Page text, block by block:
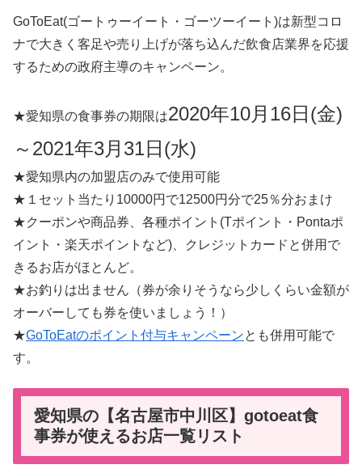
GoToEat(ゴートゥーイート・ゴーツーイート)は新型コロ
ナで大きく客足や売り上げが落ち込んだ飲食店業界を応援
するための政府主導のキャンペーン。
★愛知県の食事券の期限は2020年10月16日(金)
～2021年3月31日(水)
★愛知県内の加盟店のみで使用可能
★１セット当たり10000円で12500円分で25％分おまけ
★クーポンや商品券、各種ポイント(Tポイント・Pontaポ
イント・楽天ポイントなど)、クレジットカードと併用で
きるお店がほとんど。
★お釣りは出ません（券が余りそうなら少しくらい金額が
オーバーしても券を使いましょう！）
★GoToEatのポイント付与キャンペーンとも併用可能で
す。
愛知県の【名古屋市中川区】gotoeat食
事券が使えるお店一覧リスト